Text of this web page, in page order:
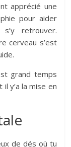
apprécié une
pour aider
retrouver.
cerveau s’est
grand temps
y’a la mise en
de dés où tu